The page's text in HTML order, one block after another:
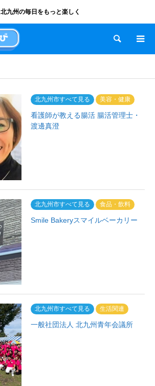
北九州の毎日をもっと楽しく
検索
北九州市すべて見る 美容・健康
看護師が教える腸活 腸活管理士・
渡邊真澄
北九州市すべて見る 食品・飲料
Smile Bakeryスマイルベーカリー
北九州市すべて見る 生活関連
一般社団法人 北九州青年会議所